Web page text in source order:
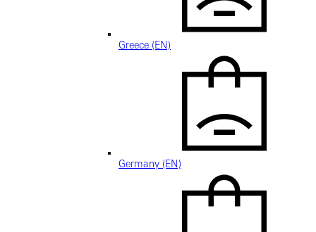
Greece (EN)
Germany (EN)